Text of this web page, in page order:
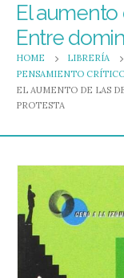
El aumento
Entre
HOME
LIBRERÍA
PENSAMIENTO
EL AUMENTO DE LAS
PROTESTA